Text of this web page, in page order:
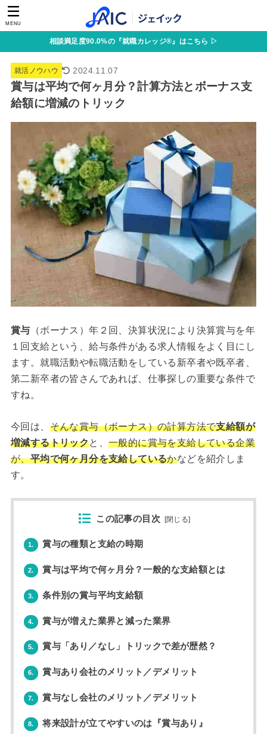
MENU
相談満足度90.0%の『就職カレッジ®』はこちら ▷
就活ノウハウ 2024.11.07
賞与は平均で何ヶ月分？計算方法とボーナス支
給額に増減のトリック
賞与 （ボーナス）年２回、決算状況により決算賞与を年
１回支給という、給与条件がある求人情報をよく目にし
ます。就職活動や転職活動をしている新卒者や既卒者、
第二新卒者の皆さんであれば、仕事探しの重要な条件で
すね。
今回は、 そんな賞与（ボーナス）の計算方法で支給額が
増減するトリックと、 一般的に賞与を支給している企業
が、平均で何ヶ月分を支給しているかなどを紹介しま
す。
この記事の目次 [閉じる]
1. 賞与の種類と支給の時期
2. 賞与は平均で何ヶ月分？一般的な支給額とは
3. 条件別の賞与平均支給額
4. 賞与が増えた業界と減った業界
5. 賞与「あり／なし」トリックで差が歴然？
6. 賞与あり会社のメリット／デメリット
7. 賞与なし会社のメリット／デメリット
8. 将来設計が立てやすいのは『賞与あり』